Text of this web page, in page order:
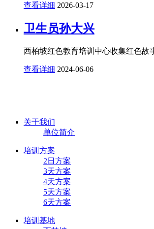
查看详细 2026-03-17
卫生员孙大兴
西柏坡红色教育培训中心收集红色故
查看详细 2024-06-06
关于我们
单位简介
培训方案
2日方案
3天方案
4天方案
5天方案
6天方案
培训基地